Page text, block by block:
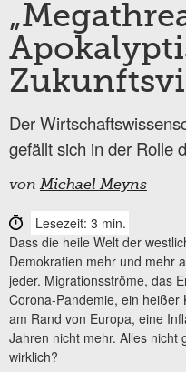
Der
gefällt sich in der Rolle
vonMichael Meyns
Lesezeit: 3 min.
Dass die heile Welt der
Demokratien mehr und mehr
jeder. Migrationsströme, das
Corona-Pandemie, ein heißer
am Rand von Europa, eine
Jahren nicht mehr. Alles nicht
wirklich?